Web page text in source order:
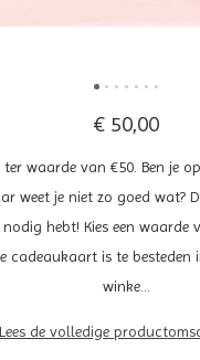
€ 50,00
waarde van €50. Ben je
weet je niet zo goed wat?
hebt! Kies een waarde
cadeaukaart is te besteden
winke...
Lees de volledige